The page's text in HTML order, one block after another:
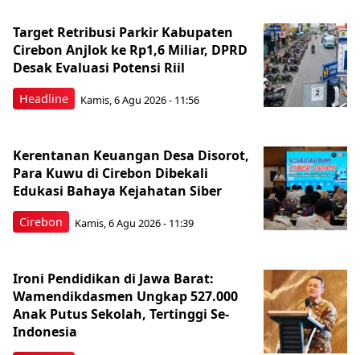
Headline
Target Retribusi Parkir Kabupaten
Cirebon Anjlok ke Rp1,6 Miliar, DPRD
Desak Evaluasi Potensi Riil
Kamis, 6 Agu 2026 - 11:56
Cirebon
Kerentanan Keuangan Desa Disorot,
Para Kuwu di Cirebon Dibekali
Edukasi Bahaya Kejahatan Siber
Kamis, 6 Agu 2026 - 11:39
Ironi Pendidikan di Jawa Barat:
Wamendikdasmen Ungkap 527.000
Anak Putus Sekolah, Tertinggi Se-
Indonesia